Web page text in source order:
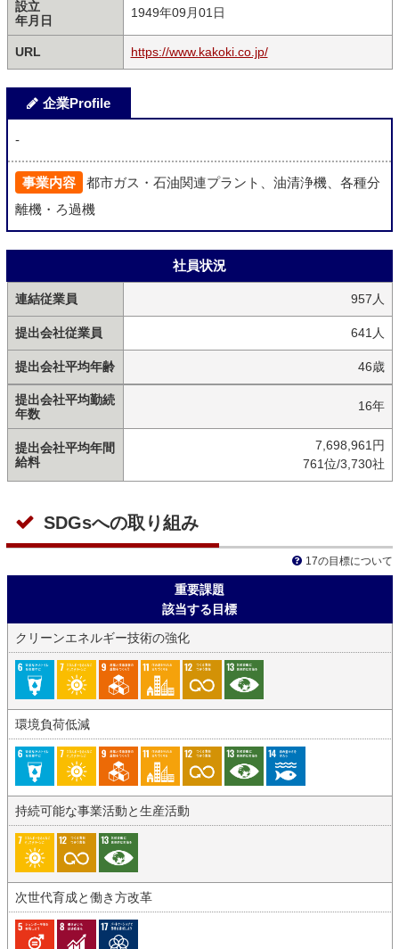
設立
年月日
1949年09月01日
URL https://www.kakoki.co.jp/
企業Profile
-
事業内容
都市ガス・石油関連プラント、油清浄機、各種分
離機・ろ過機
社員状況
連結従業員 957人
提出会社従業員 641人
提出会社平均年齢 46歳
提出会社平均勤続
年数
16年
提出会社平均年間
給料
7,698,961円
761位/3,730社
SDGsへの取り組み
17の目標について
重要課題
該当する目標
クリーンエネルギー技術の強化
環境負荷低減
持続可能な事業活動と生産活動
次世代育成と働き方改革